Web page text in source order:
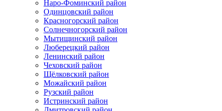
Наро-Фоминский район
Одинцовский район
Красногорский район
Солнечногорский район
Мытищинский район
Люберецкий район
Ленинский район
Чеховский район
Щёлковский район
Можайский район
Рузский район
Истринский район